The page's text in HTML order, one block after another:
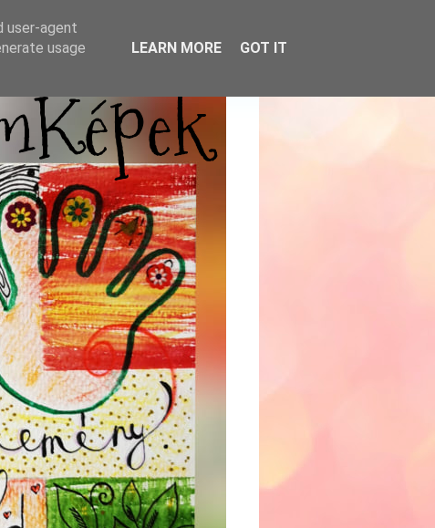
user-agent
usage
LEARN MORE GOT IT